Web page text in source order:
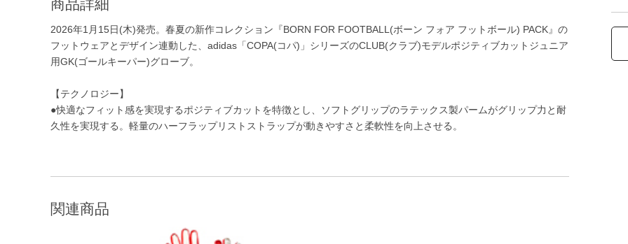
商品詳細
2026年1月15日(木)発売。春夏の新作コレクション『BORN FOR FOOTBALL(ボーン フォア フットボール) PACK』の
フットウェアとデザイン連動した、adidas「COPA(コパ)」シリーズのCLUB(クラブ)モデルポジティブカットジュニア
用GK(ゴールキーパー)グローブ。
【テクノロジー】
●快適なフィット感を実現するポジティブカットを特徴とし、ソフトグリップのラテックス製パームがグリップ力と耐
久性を実現する。軽量のハーフラップリストストラップが動きやすさと柔軟性を向上させる。
関連商品